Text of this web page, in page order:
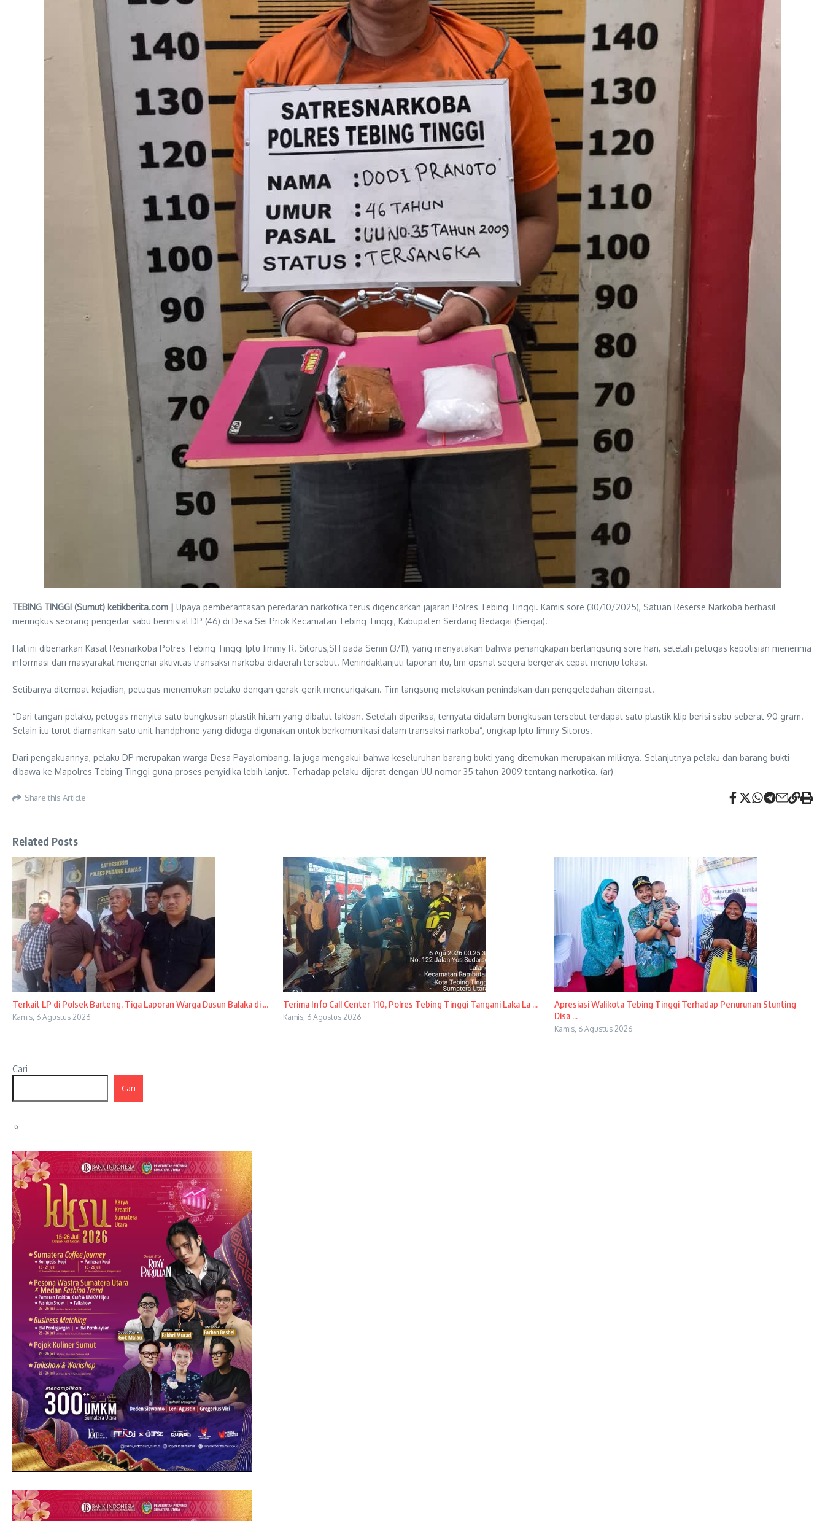
TEBING TINGGI (Sumut) ketikberita.com | Upaya pemberantasan peredaran narkotika terus digencarkan jajaran Polres Tebing Tinggi. Kamis sore (30/10/2025), Satuan Reserse Narkoba berhasil
meringkus seorang pengedar sabu berinisial DP (46) di Desa Sei Priok Kecamatan Tebing Tinggi, Kabupaten Serdang Bedagai (Sergai).
Hal ini dibenarkan Kasat Resnarkoba Polres Tebing Tinggi Iptu Jimmy R. Sitorus,SH pada Senin (3/11), yang menyatakan bahwa penangkapan berlangsung sore hari, setelah petugas kepolisian menerima
informasi dari masyarakat mengenai aktivitas transaksi narkoba didaerah tersebut. Menindaklanjuti laporan itu, tim opsnal segera bergerak cepat menuju lokasi.
Setibanya ditempat kejadian, petugas menemukan pelaku dengan gerak-gerik mencurigakan. Tim langsung melakukan penindakan dan penggeledahan ditempat.
“Dari tangan pelaku, petugas menyita satu bungkusan plastik hitam yang dibalut lakban. Setelah diperiksa, ternyata didalam bungkusan tersebut terdapat satu plastik klip berisi sabu seberat 90 gram.
Selain itu turut diamankan satu unit handphone yang diduga digunakan untuk berkomunikasi dalam transaksi narkoba”, ungkap Iptu Jimmy Sitorus.
Dari pengakuannya, pelaku DP merupakan warga Desa Payalombang. Ia juga mengakui bahwa keseluruhan barang bukti yang ditemukan merupakan miliknya. Selanjutnya pelaku dan barang bukti
dibawa ke Mapolres Tebing Tinggi guna proses penyidika lebih lanjut. Terhadap pelaku dijerat dengan UU nomor 35 tahun 2009 tentang narkotika. (ar)
Share this Article
Related Posts
Terkait LP di Polsek Barteng, Tiga Laporan Warga Dusun Balaka di ...
Kamis, 6 Agustus 2026
Terima Info Call Center 110, Polres Tebing Tinggi Tangani Laka La ...
Kamis, 6 Agustus 2026
Apresiasi Walikota Tebing Tinggi Terhadap Penurunan Stunting
Disa ...
Kamis, 6 Agustus 2026
Cari
Cari